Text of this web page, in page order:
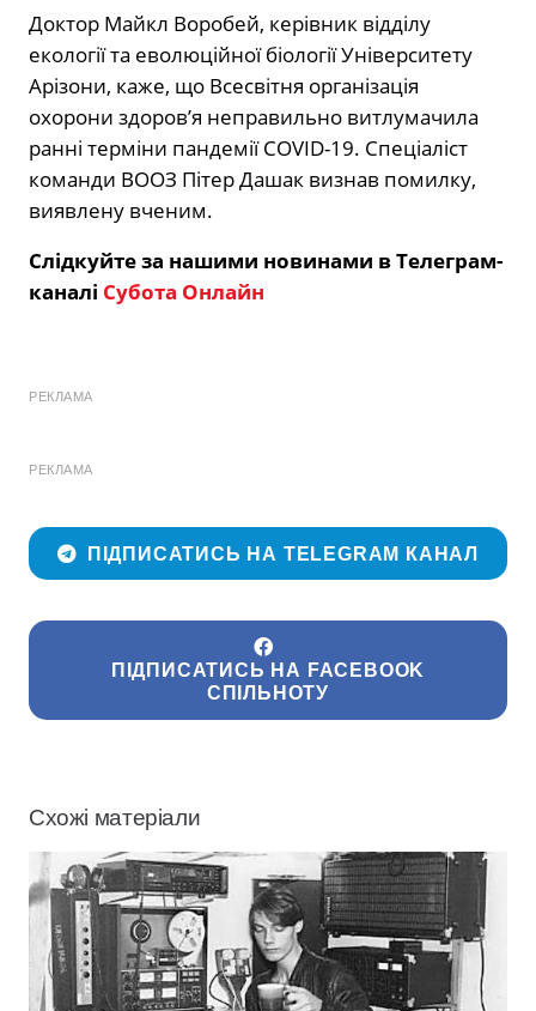
Доктор Майкл Воробей, керівник відділу
екології та еволюційної біології Університету
Арізони, каже, що Всесвітня організація
охорони здоров’я неправильно витлумачила
ранні терміни пандемії COVID-19. Спеціаліст
команди ВООЗ Пітер Дашак визнав помилку,
виявлену вченим.
Слідкуйте за нашими новинами в Телеграм-
каналі Субота Онлайн
РЕКЛАМА
РЕКЛАМА
ПІДПИСАТИСЬ НА TELEGRAM КАНАЛ
ПІДПИСАТИСЬ НА FACEBOOK
СПІЛЬНОТУ
Схожі матеріали